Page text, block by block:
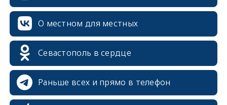
О местном для местных
Севастополь в сердце
Раньше всех и прямо в телефон